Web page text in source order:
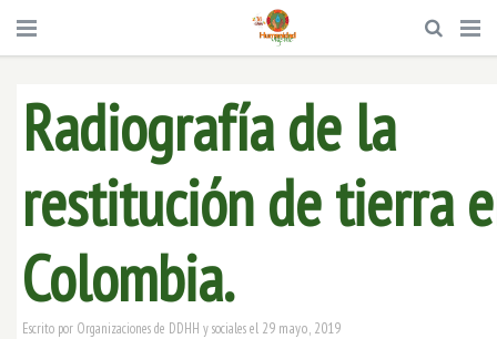
Radiografía de la
restitución de tierra
Colombia.
Escrito por Organizaciones de DDHH y socialesel 29 mayo, 2019